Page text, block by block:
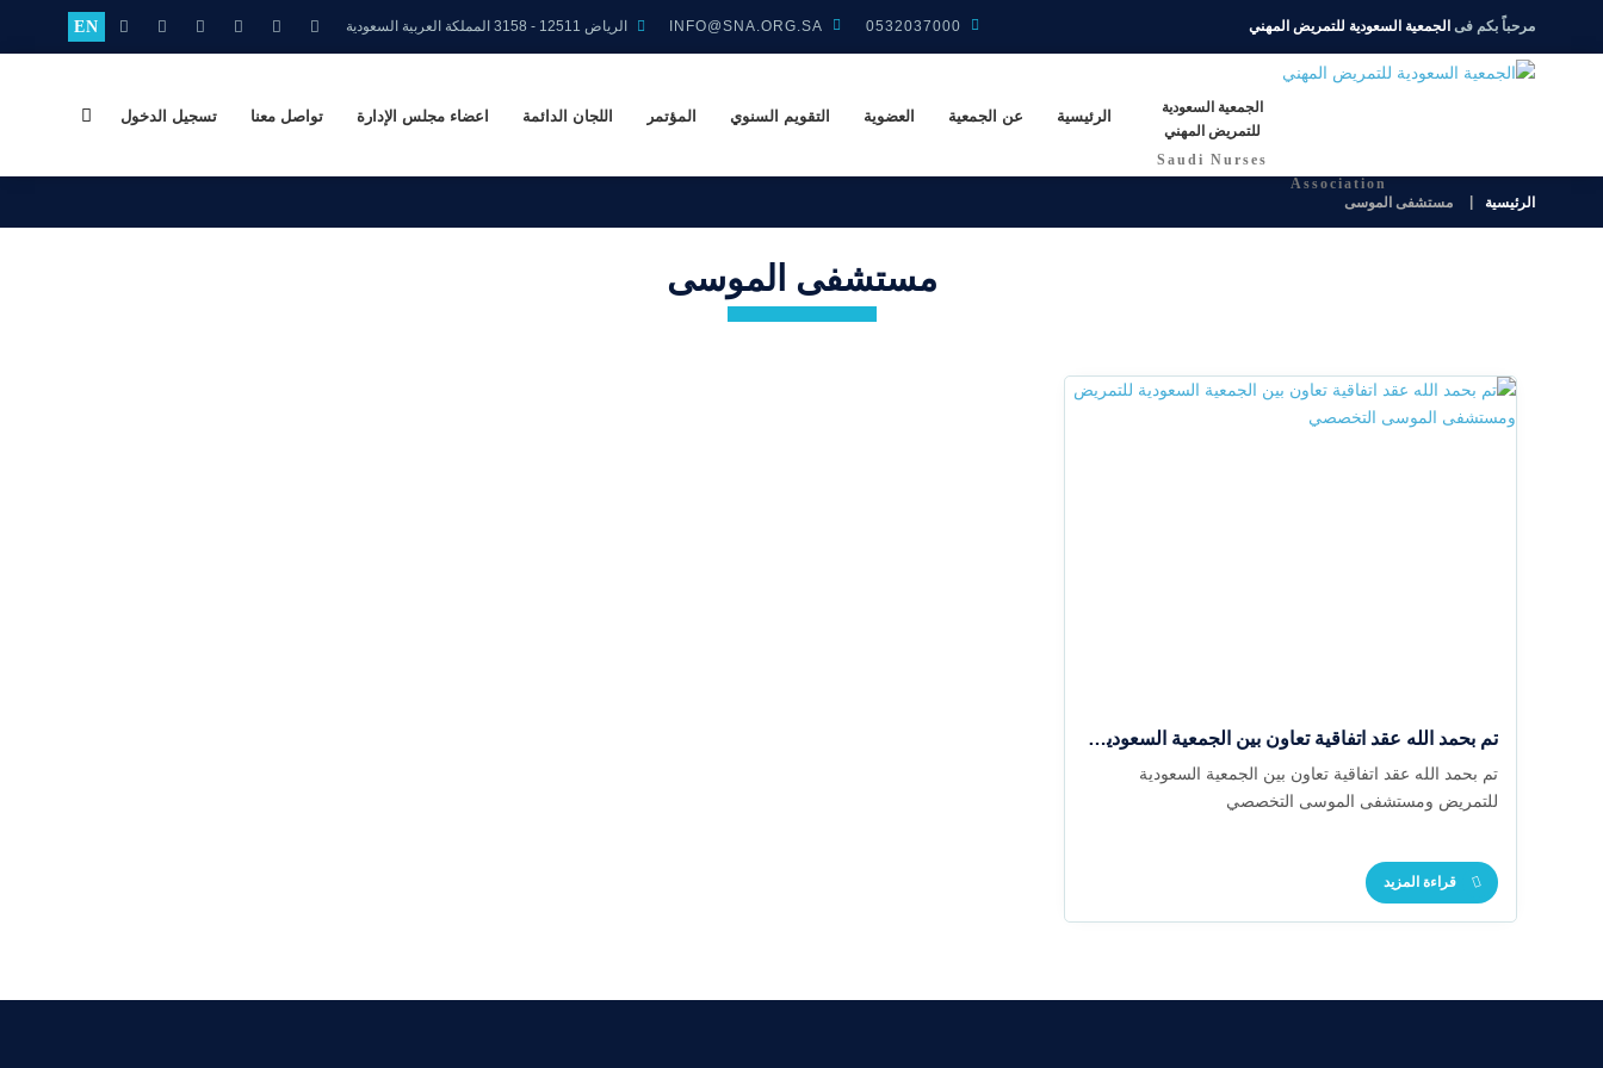
مرحباً بكم فى الجمعية السعودية للتمريض المهني EN 0532037000
INFO@SNA.ORG.SA الرياض 12511 - 3158 المملكة العربية السعودية
الجمعية السعودية
للتمريض المهني
Saudi Nurses
Association
الرئيسية عن الجمعية العضوية التقويم السنوي المؤتمر اللجان الدائمة اعضاء مجلس الإدارة تواصل معنا تسجيل الدخول
الرئيسية مستشفى الموسى
مستشفى الموسى
تم بحمد الله عقد اتفاقية تعاون بين الجمعية السعودية للتمريض ومستشفى الموسى التخصصي
تم بحمد الله عقد اتفاقية تعاون بين الجمعية السعودية
للتمريض ومستشفى الموسى التخصصي
قراءة المزيد